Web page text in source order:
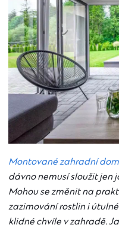
Montované zahradní
dávno nemusí sloužit jen
Mohou se změnit na
zazimování rostlin i
klidné chvíle v zahradě.